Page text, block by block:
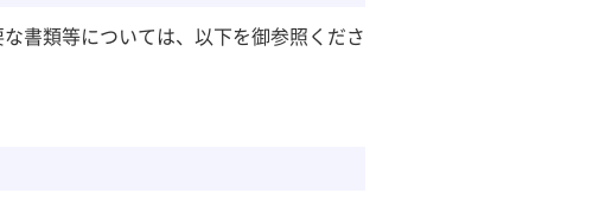
書類等については、以下を御参照くださ